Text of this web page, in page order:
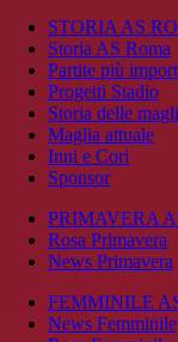
STORIA AS
Storia AS Roma
Partite più
Progetti Stadio
Storia delle
Maglia attuale
Inni e Cori
Sponsor
PRIMAVERA
Rosa Primavera
News Primavera
FEMMINILE
News Femminile